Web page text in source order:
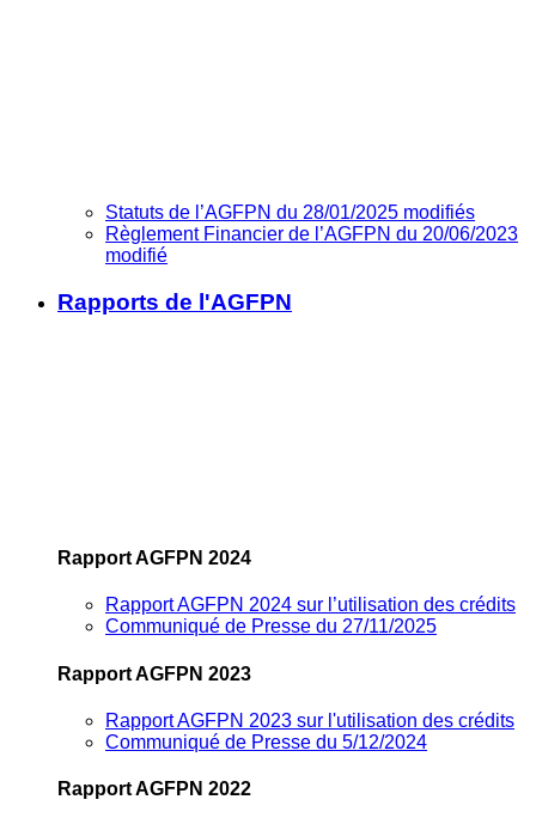
Statuts de l’AGFPN du 28/01/2025 modifiés
Règlement Financier de l’AGFPN du 20/06/2023
modifié
Rapports de l'AGFPN
Rapport AGFPN 2024
Rapport AGFPN 2024 sur l’utilisation des crédits
Communiqué de Presse du 27/11/2025
Rapport AGFPN 2023
Rapport AGFPN 2023 sur l'utilisation des crédits
Communiqué de Presse du 5/12/2024
Rapport AGFPN 2022